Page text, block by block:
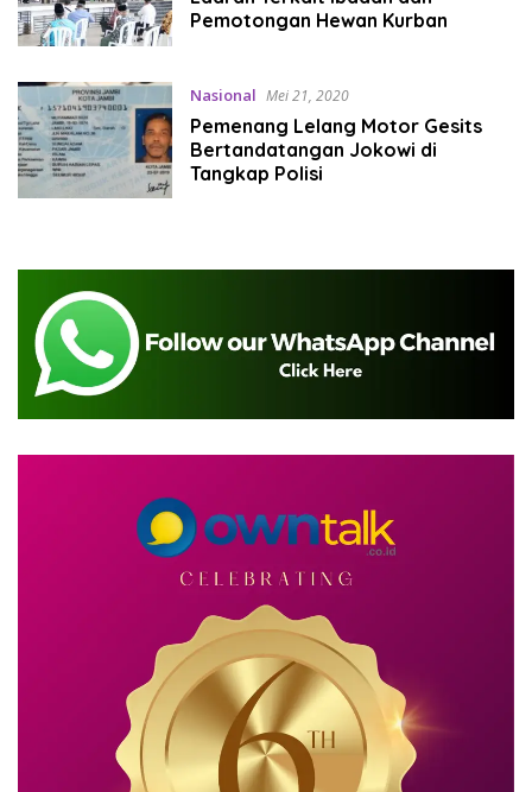
Pemotongan Hewan Kurban
Nasional Mei 21, 2020
Pemenang Lelang Motor Gesits
Bertandatangan Jokowi di
Tangkap Polisi